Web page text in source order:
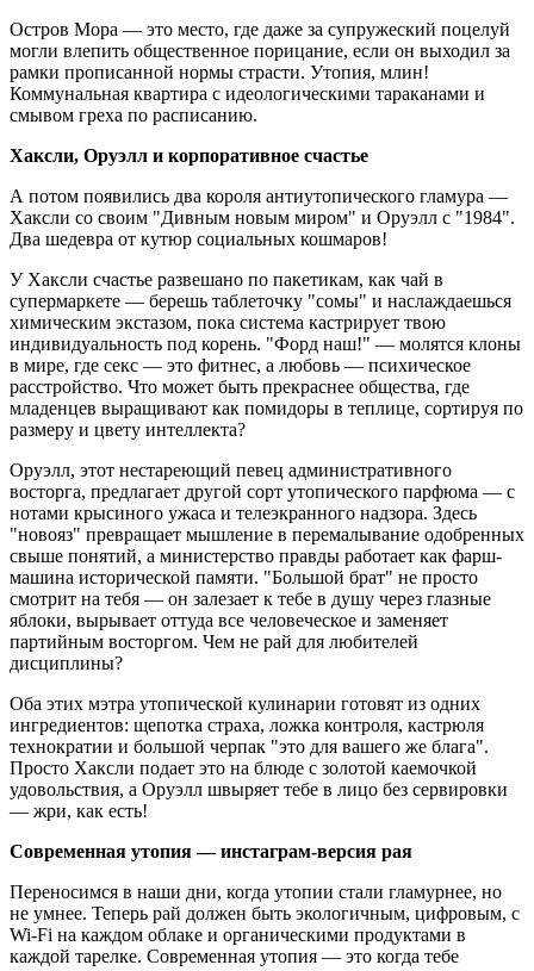
Остров Мора — это место, где даже за супружеский поцелуй
могли влепить общественное порицание, если он выходил за
рамки прописанной нормы страсти. Утопия, млин!
Коммунальная квартира с идеологическими тараканами и
смывом греха по расписанию.
Хаксли, Оруэлл и корпоративное счастье
А потом появились два короля антиутопического гламура —
Хаксли со своим "Дивным новым миром" и Оруэлл с "1984".
Два шедевра от кутюр социальных кошмаров!
У Хаксли счастье развешано по пакетикам, как чай в
супермаркете — берешь таблеточку "сомы" и наслаждаешься
химическим экстазом, пока система кастрирует твою
индивидуальность под корень. "Форд наш!" — молятся клоны
в мире, где секс — это фитнес, а любовь — психическое
расстройство. Что может быть прекраснее общества, где
младенцев выращивают как помидоры в теплице, сортируя по
размеру и цвету интеллекта?
Оруэлл, этот нестареющий певец административного
восторга, предлагает другой сорт утопического парфюма — с
нотами крысиного ужаса и телеэкранного надзора. Здесь
"новояз" превращает мышление в перемалывание одобренных
свыше понятий, а министерство правды работает как фарш-
машина исторической памяти. "Большой брат" не просто
смотрит на тебя — он залезает к тебе в душу через глазные
яблоки, вырывает оттуда все человеческое и заменяет
партийным восторгом. Чем не рай для любителей
дисциплины?
Оба этих мэтра утопической кулинарии готовят из одних
ингредиентов: щепотка страха, ложка контроля, кастрюля
технократии и большой черпак "это для вашего же блага".
Просто Хаксли подает это на блюде с золотой каемочкой
удовольствия, а Оруэлл швыряет тебе в лицо без сервировки
— жри, как есть!
Современная утопия — инстаграм-версия рая
Переносимся в наши дни, когда утопии стали гламурнее, но
не умнее. Теперь рай должен быть экологичным, цифровым, с
Wi-Fi на каждом облаке и органическими продуктами в
каждой тарелке. Современная утопия — это когда тебе